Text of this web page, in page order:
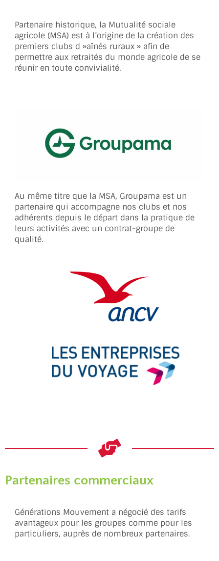
Partenaire historique, la Mutualité sociale
agricole (MSA) est à l’origine de la création des
premiers clubs d »aînés ruraux » afin de
permettre aux retraités du monde agricole de se
réunir en toute convivialité.
Au même titre que la MSA, Groupama est un
partenaire qui accompagne nos clubs et nos
adhérents depuis le départ dans la pratique de
leurs activités avec un contrat-groupe de
qualité.
Partenaires commerciaux
Générations Mouvement a négocié des tarifs
avantageux pour les groupes comme pour les
particuliers, auprès de nombreux partenaires.